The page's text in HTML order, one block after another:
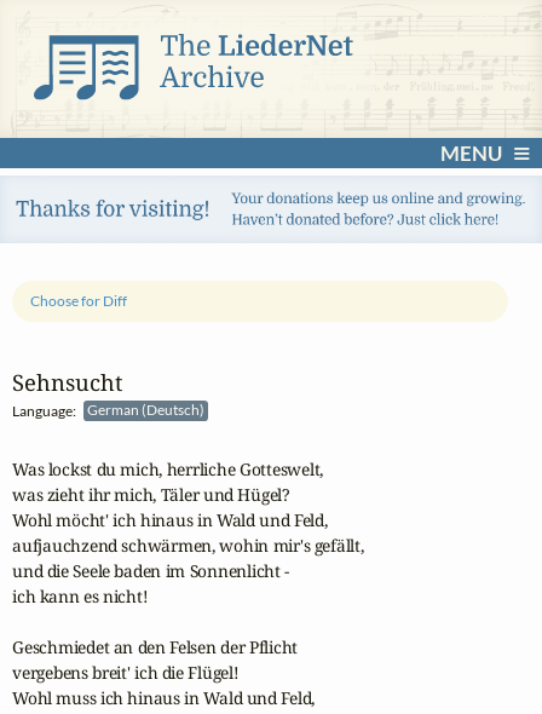
MENU
Sehnsucht
Language: German (Deutsch)
Choose for Diff
Was lockst du mich, herrliche Gotteswelt,
was zieht ihr mich, Täler und Hügel?
Wohl möcht' ich hinaus in Wald und Feld,
aufjauchzend schwärmen, wohin mir's gefällt,
und die Seele baden im Sonnenlicht -
ich kann es nicht!
Geschmiedet an den Felsen der Pflicht
vergebens breit' ich die Flügel!
Wohl muss ich hinaus in Wald und Feld,